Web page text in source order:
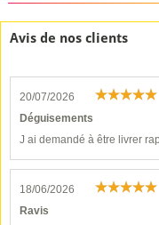
Avis de nos clients
20/07/2026
Déguisements
J ai demandé à être livrer
18/06/2026
Ravis